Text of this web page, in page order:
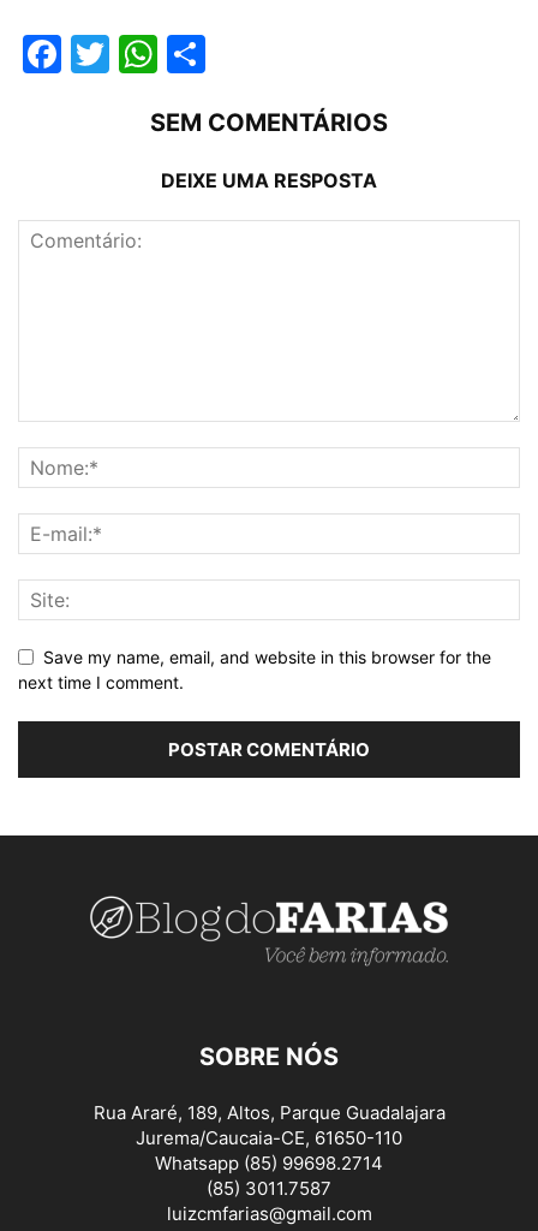
Facebook
TwitterWhatsApp
SEM COMENTÁRIOS
DEIXE UMA RESPOSTA
Save my name, email, and website in this browser for the
next time I comment.
SOBRE NÓS
Rua Araré, 189, Altos, Parque Guadalajara
Jurema/Caucaia-CE, 61650-110
Whatsapp (85) 99698.2714
(85) 3011.7587
luizcmfarias@gmail.com